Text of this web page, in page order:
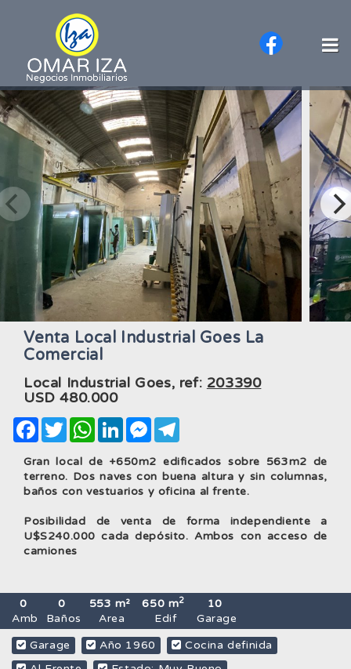
Venta Local Industrial Goes La
Comercial
Local Industrial Goes, ref: 203390
USD 480.000
Facebook
TwitterWhatsApp
LinkedInMessenger
Gran local de +650m2 edificados sobre 563m2 de
terreno. Dos naves con buena altura y sin columnas,
baños con vestuarios y oficina al frente.
Posibilidad de venta de forma independiente a
U$S240.000 cada depósito. Ambos con acceso de
camiones
0
Amb
0
Baños
553 m²
Area
650 m2
Edif
10
Garage
Garage
Año 1960
Cocina definida